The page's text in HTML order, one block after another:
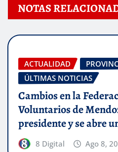
NOTAS
ACTUALIDAD
ÚLTIMAS NOTICIAS
Cambios en la
Voluntarios de
presidente y se abre
8 Digital Ago 8,